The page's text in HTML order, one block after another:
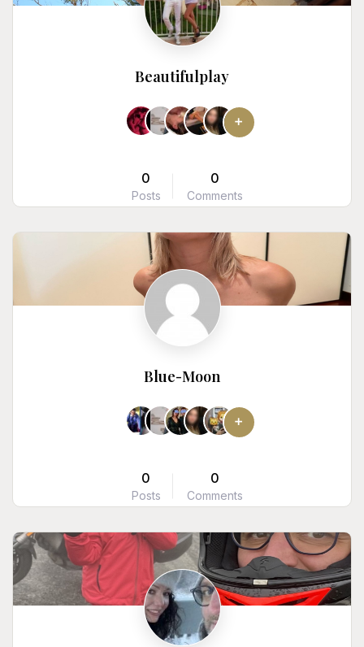
Beautifulplay
0
Posts
0
Comments
Blue-Moon
0
Posts
0
Comments